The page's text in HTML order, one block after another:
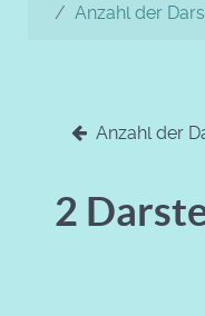
Anzahl der
Anzahl der
2